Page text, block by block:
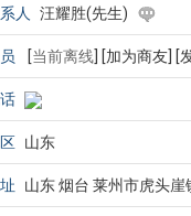
人 汪耀胜(先生)
[当前离线] [加为商友] [
山东
山东 烟台 莱州市虎头崖